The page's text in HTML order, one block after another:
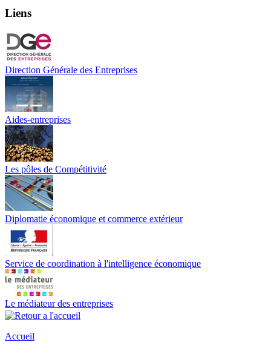
Liens
Direction Générale des Entreprises
Aides-entreprises
Les pôles de Compétitivité
Diplomatie économique et commerce extérieur
Service de coordination à l'intelligence économique
Le médiateur des entreprises
Accueil